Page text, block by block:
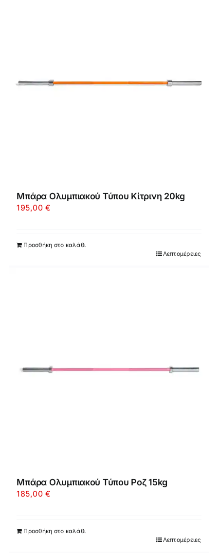
Μπάρα Ολυμπιακού Τύπου Κίτρινη 20kg
195,00€
Προσθήκη στο καλάθι
Λεπτομέρειες
Μπάρα Ολυμπιακού Τύπου Ροζ 15kg
185,00€
Προσθήκη στο καλάθι
Λεπτομέρειες